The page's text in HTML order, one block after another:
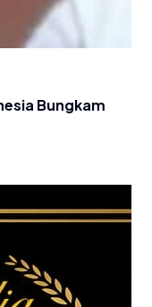
Bungkam